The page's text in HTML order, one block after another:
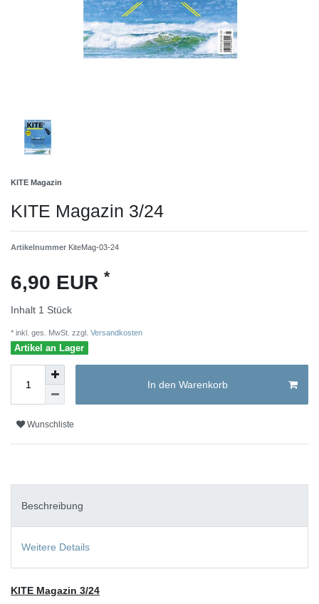
KITE Magazin
KITE Magazin 3/24
Artikelnummer KiteMag-03-24
6,90 EUR *
Inhalt 1 Stück
* inkl. ges. MwSt. zzgl. Versandkosten
Artikel an Lager
In den Warenkorb
Wunschliste
Beschreibung
Weitere Details
KITE Magazin 3/24